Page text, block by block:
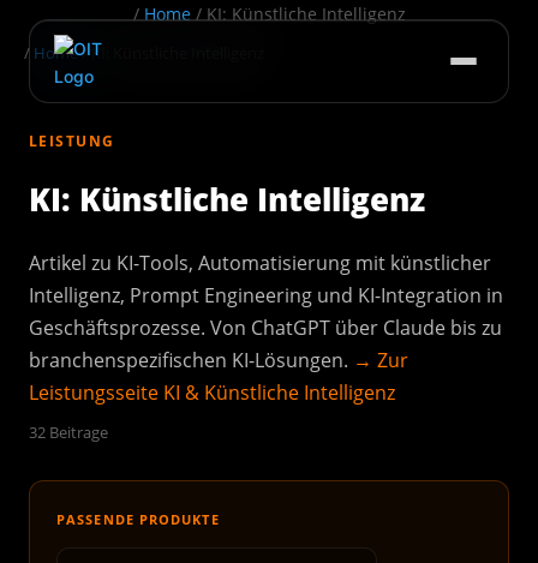
/Home/KI: Künstliche Intelligenz
/ Home/KI: Künstliche Intelligenz
LEISTUNG
KI: Künstliche Intelligenz
Artikel zu KI-Tools, Automatisierung mit künstlicher
Intelligenz, Prompt Engineering und KI-Integration in
Geschäftsprozesse. Von ChatGPT über Claude bis zu
branchenspezifischen KI-Lösungen. → Zur
Leistungsseite KI & Künstliche Intelligenz
32 Beitrage
PASSENDE PRODUKTE